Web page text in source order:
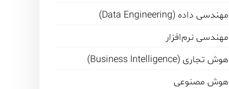
مهندسی داده (Data Engineering)
مهندسی نرم‌افزار
هوش تجاری (Business Intelligence)
هوش مصنوعی